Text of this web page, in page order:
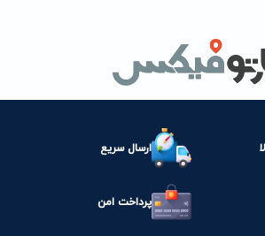
ارسال سریع
پرداخت امن